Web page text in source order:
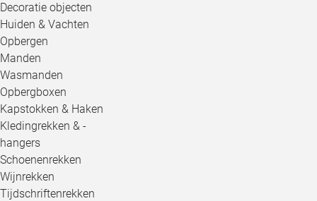
Decoratie objecten
Huiden & Vachten
Opbergen
Manden
Wasmanden
Opbergboxen
Kapstokken & Haken
Kledingrekken & -
hangers
Schoenenrekken
Wijnrekken
Tijdschriftenrekken